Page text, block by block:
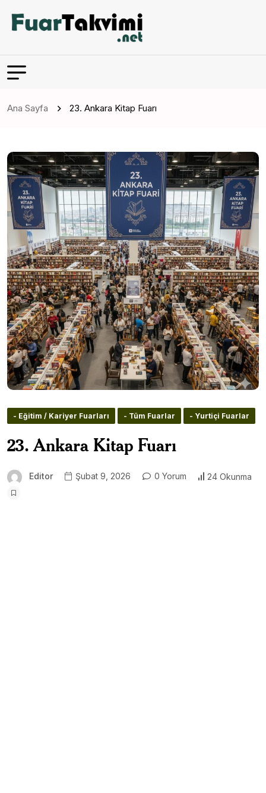
Ana Sayfa 23. Ankara Kitap Fuarı
- Eğitim / Kariyer Fuarları - Tüm Fuarlar - Yurtiçi Fuarlar
23. Ankara Kitap Fuarı
Editor Şubat 9, 2026 0 Yorum 24 Okunma